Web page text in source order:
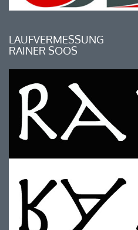
LAUFVERMESSUNG
RAINER SOOS